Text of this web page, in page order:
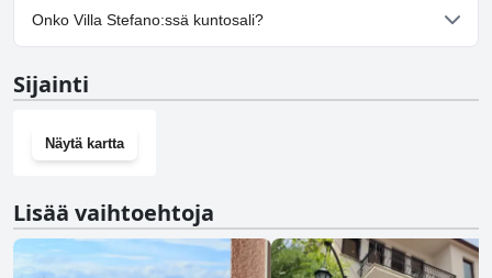
Ei, Villa Stefano ei tarjoa pysäköintimahdollisuutta.
Onko Villa Stefano:ssä kuntosali?
Sijainti
Näytä kartta
Lisää vaihtoehtoja